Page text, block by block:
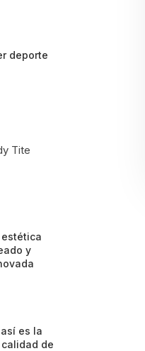
deporte
estética
y
es la
de